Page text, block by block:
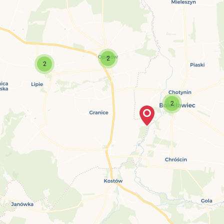
2
2
2